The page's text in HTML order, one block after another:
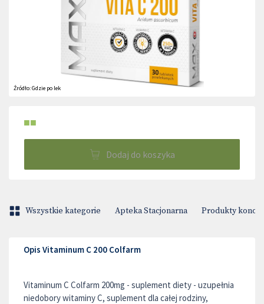
Źródło:Gdzie po lek
■■
Dodaj do koszyka
Wszystkie kategorie Apteka Stacjonarna Produkty
Opis Vitaminum C 200 Colfarm
Vitaminum C Colfarm 200mg - suplement diety - uzupełnia
niedobory witaminy C, suplement dla całej rodziny,